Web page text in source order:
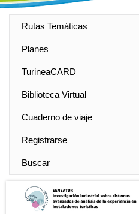
Rutas Temáticas
Planes
TurineaCARD
Biblioteca Virtual
Cuaderno de viaje
Registrarse
Buscar